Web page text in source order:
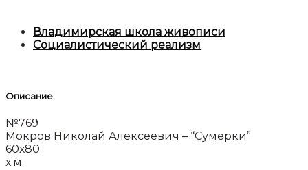
Владимирская школа живописи
Социалистический реализм
Описание
№769
Мокров Николай Алексеевич – “Сумерки”
60х80
х.м.